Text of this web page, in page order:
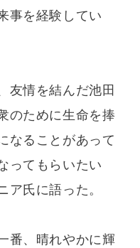
事を経験してい
友情を結んだ池田
のために生命を捧
なることがあって
ってもらいたい
氏に語った。
番、晴れやかに輝